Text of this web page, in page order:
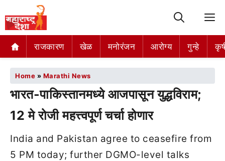
राजकारण खेळ मनोरंजन आरोग्य गुन्हे
Home » Marathi News
भारत-पाकिस्तानमध्ये आजपासून युद्धविराम;
12 मे रोजी महत्त्वपूर्ण चर्चा होणार
India and Pakistan agree to ceasefire from
5 PM today; further DGMO-level talks